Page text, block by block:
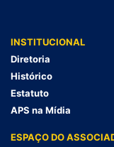
INSTITUCIONAL
Diretoria
Histórico
Estatuto
APS na Mídia
ESPAÇO DO